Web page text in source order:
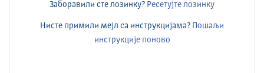
Заборавили сте лозинку? Ресетујте лозинку
Нисте примили мејл са инструкцијама?
Пошаљи
инструкције поново